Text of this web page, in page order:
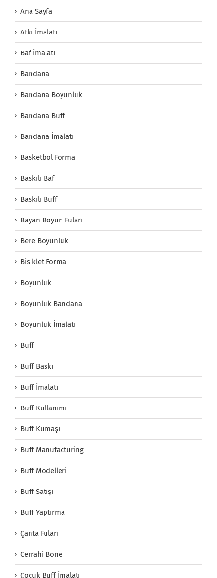
Ana Sayfa
Atkı İmalatı
Baf İmalatı
Bandana
Bandana Boyunluk
Bandana Buff
Bandana İmalatı
Basketbol Forma
Baskılı Baf
Baskılı Buff
Bayan Boyun Fuları
Bere Boyunluk
Bisiklet Forma
Boyunluk
Boyunluk Bandana
Boyunluk İmalatı
Buff
Buff Baskı
Buff İmalatı
Buff Kullanımı
Buff Kumaşı
Buff Manufacturing
Buff Modelleri
Buff Satışı
Buff Yaptırma
Çanta Fuları
Cerrahi Bone
Çocuk Buff İmalatı